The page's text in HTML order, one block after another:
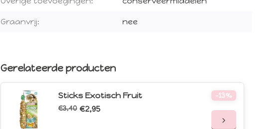
Graanvrij: nee
Gerelateerde producten
Sticks Exotisch Fruit
€3,40 €2,95
-13%